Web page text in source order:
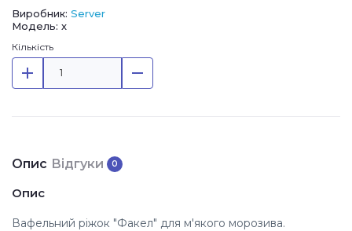
Виробник: Server
Модель: х
Кількість
Опис Відгуки 0
Опис
Вафельний ріжок "Факел" для м'якого морозива.